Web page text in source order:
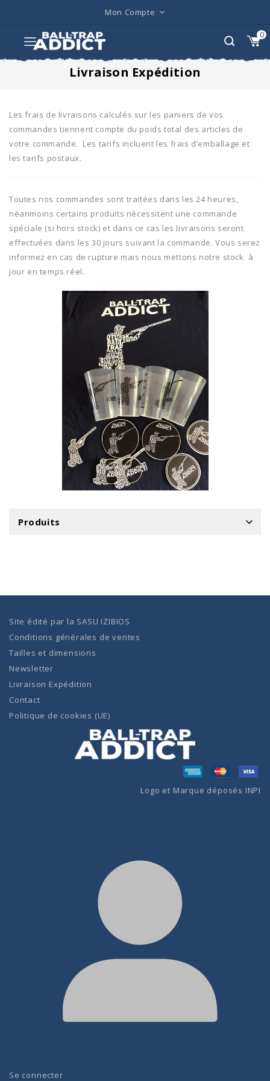
Mon Compte
0
Livraison Expédition
Les frais de livraisons calculés sur les paniers de vos
commandes tiennent compte du poids total des articles de
votre commande. Les tarifs incluent les frais d’emballage et
les tarifs postaux.
Toutes nos commandes sont traitées dans les 24 heures,
néanmoins certains produits nécessitent une commande
spéciale (si hors stock) et dans ce cas les livraisons seront
effectuées dans les 30 jours suivant la commande. Vous serez
informez en cas de rupture mais nous mettons notre stock à
jour en temps réel.
Produits
Site édité par la SASU IZIBIOS
Conditions générales de ventes
Tailles et dimensions
Newsletter
Livraison Expédition
Contact
Politique de cookies (UE)
Logo et Marque déposés INPI
Se connecter